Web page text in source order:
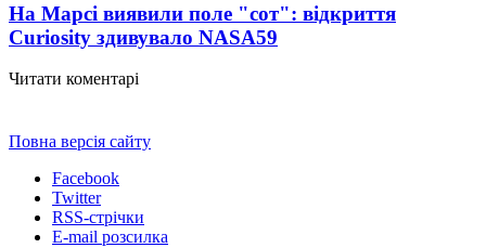
На Марсі виявили поле "сот": відкриття
Curiosity здивувало NASA59
Читати коментарі
Повна версія сайту
Facebook
Twitter
RSS-стрічки
E-mail розсилка